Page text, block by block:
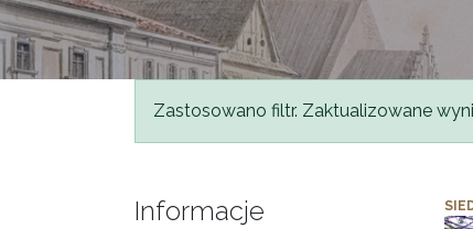
Komunikat
Zastosowano filtr. Zaktualizowane
Informacje